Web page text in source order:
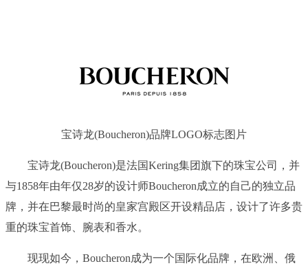
宝诗龙(Boucheron)品牌LOGO标志图片
宝诗龙(Boucheron)是法国Kering集团旗下的珠宝公司，并
与1858年由年仅28岁的设计师Boucheron成立的自己的独立品
牌，并在巴黎最时尚的皇家宫殿区开设精品店，设计了许多贵
重的珠宝首饰、腕表和香水。
现现如今，Boucheron成为一个国际化品牌，在欧洲、俄